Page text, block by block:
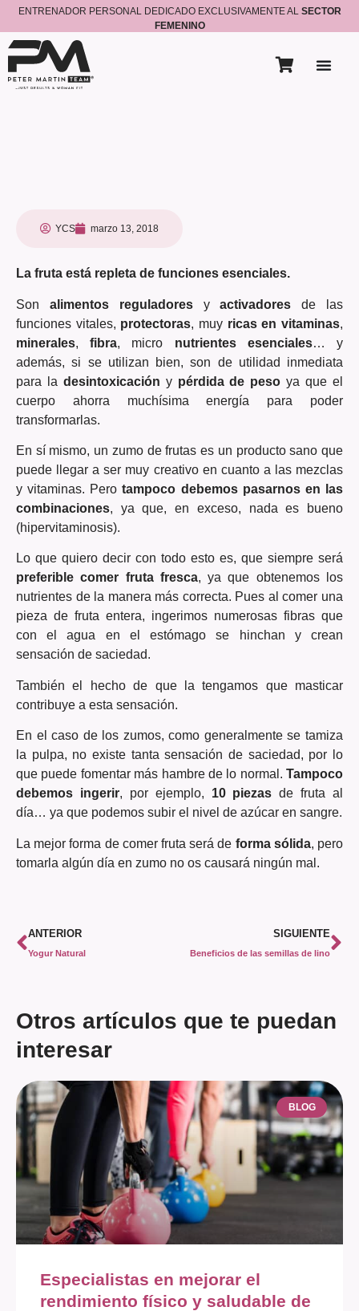
ENTRENADOR PERSONAL DEDICADO EXCLUSIVAMENTE AL SECTOR
FEMENINO
YCS marzo 13, 2018
La fruta está repleta de funciones esenciales.
Son alimentos reguladoresyactivadores de las
funciones vitales, protectoras, muy ricas en vitaminas,
minerales,fibra, micro nutrientes esenciales… y
además, si se utilizan bien, son de utilidad inmediata
para la desintoxicación y pérdida de peso ya que el
cuerpo ahorra muchísima energía para poder
transformarlas.
En sí mismo, un zumo de frutas es un producto sano que
puede llegar a ser muy creativo en cuanto a las mezclas
y vitaminas. Perotampoco debemos pasarnos en las
combinaciones, ya que, en exceso, nada es bueno
(hipervitaminosis).
Lo que quiero decir con todo esto es, que siempre será
preferible comer fruta fresca, ya que obtenemos los
nutrientes de la manera más correcta. Pues al comer una
pieza de fruta entera, ingerimos numerosas fibras que
con el agua en el estómago se hinchan y crean
sensación de saciedad.
También el hecho de que la tengamos que masticar
contribuye a esta sensación.
En el caso de los zumos, como generalmente se tamiza
la pulpa, no existe tanta sensación de saciedad, por lo
que puede fomentar más hambre de lo normal. Tampoco
debemos ingerir, por ejemplo, 10 piezas de fruta al
día… ya que podemos subir el nivel de azúcar en sangre.
La mejor forma de comer fruta será de forma sólida, pero
tomarla algún día en zumo no os causará ningún mal.
ANTERIOR
Yogur Natural
SIGUIENTE
Beneficios de las semillas de lino
Otros artículos que te puedan
interesar
BLOG
Especialistas en mejorar el
rendimiento físico y saludable de